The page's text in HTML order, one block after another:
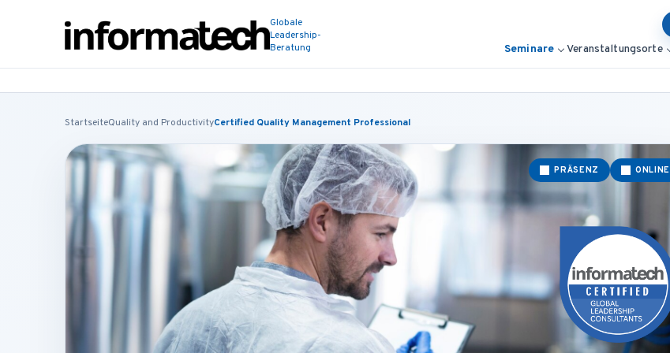
Globale
Leadership-
Beratung
Seminare Veranstaltungsorte
StartseiteQuality and ProductivityCertified Quality Management Professional
PRÄSENZ ONLINE